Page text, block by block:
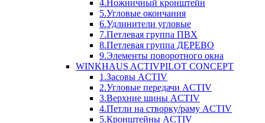
4.Ножничный кронштейн
5.Угловые окончания
6.Удлинители угловые
7.Петлевая группа ПВХ
8.Петлевая группа ДЕРЕВО
9.Элементы поворотного окна
WINKHAUS ACTIVPILOT CONCEPT
1.Засовы ACTIV
2.Угловые передачи ACTIV
3.Верхние шины ACTIV
4.Петли на створку/раму ACTIV
5.Кронштейны ACTIV